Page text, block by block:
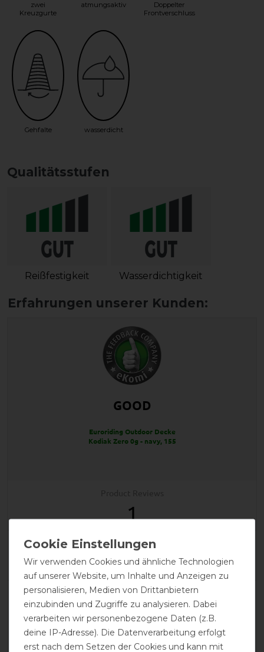
zwei
Kreuzgurte
atmungsaktiv
Doppelter
Frontverschluss
Gehfalte wasserdicht
Qualitätsstufen
Reißfestigkeit Wasserdichtigkeit
GOOD
Euroriding Outdoor Decke
Kodiak Zero 0g - navy, 155
1
Product Rating
4/5
product experience
calculated from 1 customer reviews
Wir verwenden Cookies und ähnliche Technologien
auf unserer Website, um Inhalte und Anzeigen zu
personalisieren, Medien von Drittanbietern
einzubinden und Zugriffe zu analysieren. Dabei
verarbeiten wir personenbezogene Daten (z.B.
deine IP-Adresse). Die Datenverarbeitung erfolgt
erst nach dem Setzen der Cookies und kann mit